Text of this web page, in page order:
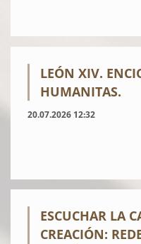
LEÓN XIV.
HUMANITAS.
20.07.2026 12:32
ESCUCHAR LA
CREACIÓN: